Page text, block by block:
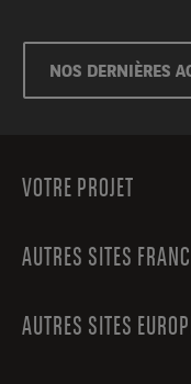
NOS DERNIÈRES
VOTRE PROJET
AUTRES SITES
AUTRES SITES